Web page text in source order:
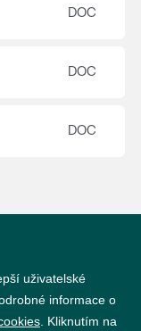
uživatelské
informace o
. Kliknutím na